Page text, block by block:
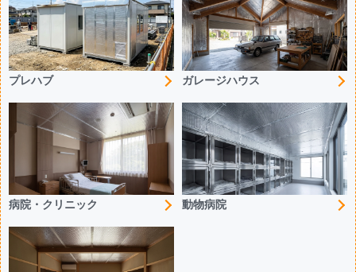
プレハブ ガレージハウス
病院・クリニック 動物病院